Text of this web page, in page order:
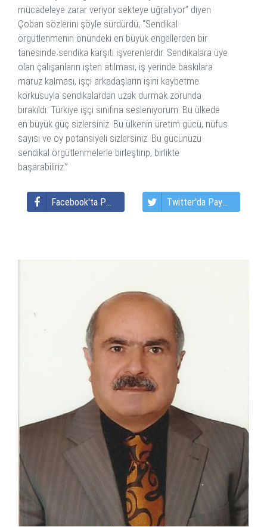
mücadeleye zarar veriyor sekteye uğratıyor” diyen
Çoban sözlerini şöyle sürdürdü; “Sendikal
örgütlenmenin önündeki en büyük engellerden bir
tanesinde sendika karşıtı işverenlerdir. Sendikalara üye
olan çalışanların işten atılması, iş yerinde baskılara
maruz kalması, işçi arkadaşların işini kaybetme
korkusuyla sendikalardan uzak durmak zorunda
bırakıldı. Türkiye işçi sınıfına sesleniyorum. Bu ülkede
en büyük güç sizlersiniz. Bu ülkenin üretim gücü, nüfus
sayısı ve oy potansiyeli sizlersiniz. Bu gücünüzü
sendikal örgütlenmelerle birleştirip, birlikte
başarabiliriz.”
Facebook'ta Paylaş Twitter'da Paylaş